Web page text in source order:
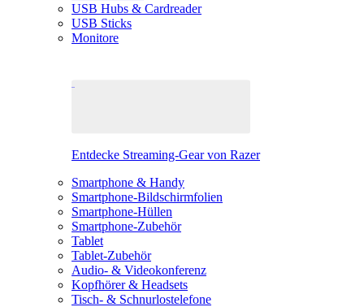
USB Hubs & Cardreader
USB Sticks
Monitore
Entdecke Streaming-Gear von Razer
Smartphone & Handy
Smartphone-Bildschirmfolien
Smartphone-Hüllen
Smartphone-Zubehör
Tablet
Tablet-Zubehör
Audio- & Videokonferenz
Kopfhörer & Headsets
Tisch- & Schnurlostelefone